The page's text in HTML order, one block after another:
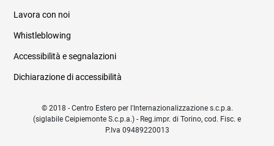
Lavora con noi
Whistleblowing
Accessibilità e segnalazioni
Dichiarazione di accessibilità
© 2018 - Centro Estero per l'Internazionalizzazione s.c.p.a.
(siglabile Ceipiemonte S.c.p.a.) - Reg.impr. di Torino, cod. Fisc. e
P.Iva 09489220013